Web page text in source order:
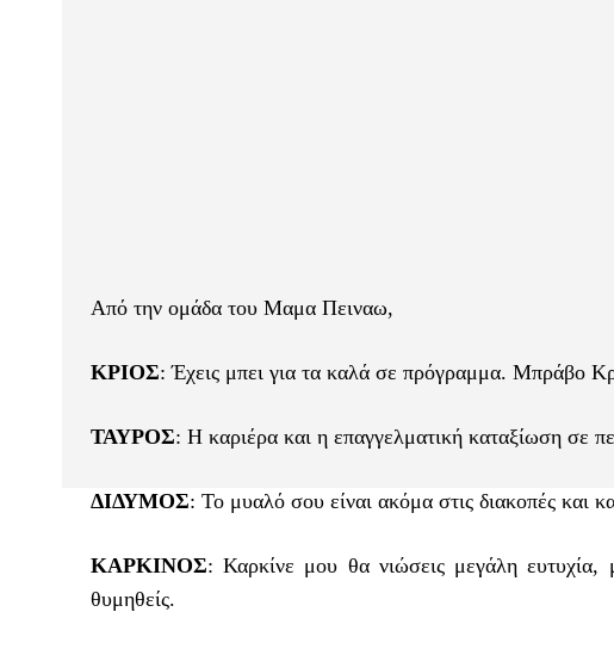
Από την ομάδα του Μαμα Πειναω,
ΚΡΙΟΣ: Έχεις μπει για τα καλά σε πρόγραμμα. Μπράβο
ΤΑΥΡΟΣ: Η καριέρα και η επαγγελματική καταξίωση σε
ΔΙΔΥΜΟΣ: Το μυαλό σου είναι ακόμα στις διακοπές και
ΚΑΡΚΙΝΟΣ: Καρκίνε μου θα νιώσεις μεγάλη ευτυχία,
θυμηθείς.